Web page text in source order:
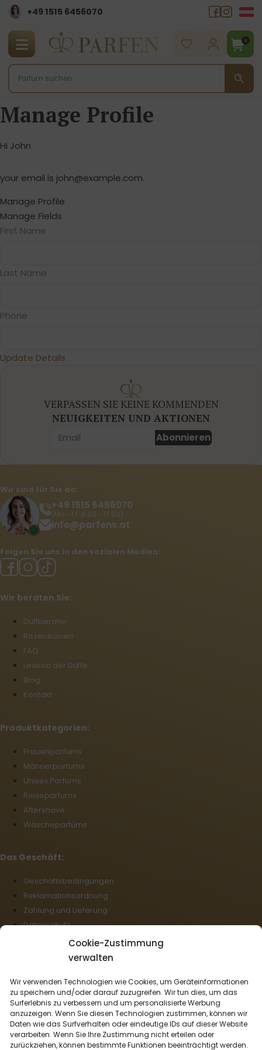
Cookie-Zustimmung
verwalten
Wir verwenden Technologien wie Cookies, um Geräteinformationen
zu speichern und/oder darauf zuzugreifen. Wir tun dies, um das
Surferlebnis zu verbessern und um personalisierte Werbung
anzuzeigen. Wenn Sie diesen Technologien zustimmen, können wir
Daten wie das Surfverhalten oder eindeutige IDs auf dieser Website
verarbeiten. Wenn Sie Ihre Zustimmung nicht erteilen oder
zurückziehen, können bestimmte Funktionen beeinträchtigt werden.
+49 1515 6456070
0
Manage Profile
Hi John
your email is john@example.com.
Manage Profile
Manage Fields
First Name
Last Name
Phone
Update Details
VERPASSEN SIE KEINE KOMMENDEN
NEUIGKEITEN UND AKTIONEN
Abonnieren
Wir sind für Sie da:
+49 1515 6456070
(Mo - Fr: 9:00 - 17:00)
info@parfens.at
Folgen Sie uns in den sozialen Medien:
Wir beraten Sie:
Duftberater
Rezensionen
FAQ
Lexikon der Düfte
Blog
Kontakt
Produktkategorien:
Frauenparfums
Männerparfums
Unisex Parfums
Reiseparfums
Aftershave
Wäscheparfüms
Das Geschäft:
Geschäftsbedingungen
Reklamationsordnung
Zahlung und Lieferung
Datenschutz
Cookie-Richtlinie (EU)
Großhandel
Deutsch
Wir liefern mit: